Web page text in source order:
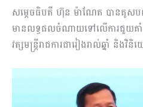
សម្តេចធិបតី ហ៊ុន ម៉ាណែត បានគូសបញ្
មានលទ្ធផលចំណាយទៅលើការជួយគាំព
វត្សមន្រ្តីរាជការជារៀងរាល់ឆ្នាំ និងវិ